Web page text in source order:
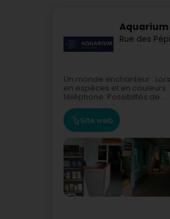
Aquarium
Rue des
Un monde enchanteur :
en espèces et en
téléphone. Possibiltés de...
Site web